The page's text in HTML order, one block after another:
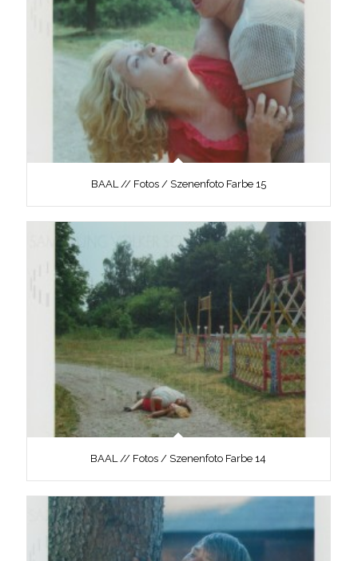
BAAL // Fotos / Szenenfoto Farbe 15
BAAL // Fotos / Szenenfoto Farbe 14